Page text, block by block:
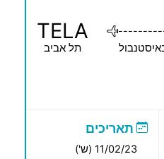
TELA
תל אביב
תאריכים
11/02/23 (ש')